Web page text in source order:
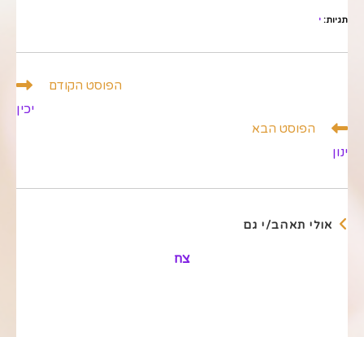
תגיות: י
הפוסט הקודם
יכין
הפוסט הבא
ינון
אולי תאהב/י גם
צח